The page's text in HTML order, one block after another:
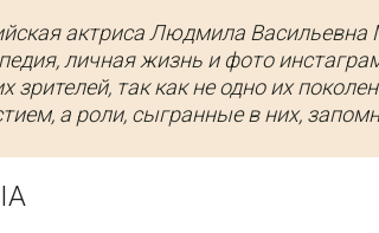
актриса Людмила Васильевна
личная жизнь и фото
зрителей, так как не одно их
а роли, сыгранные в них,